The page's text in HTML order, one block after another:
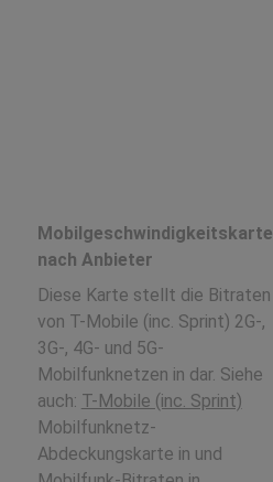
Mobilgeschwindigkeitskarte
nach Anbieter
Diese Karte stellt die Bitraten
von T-Mobile (inc. Sprint) 2G-,
3G-, 4G- und 5G-
Mobilfunknetzen in dar. Siehe
auch: T-Mobile (inc. Sprint)
Mobilfunknetz-
Abdeckungskarte in und